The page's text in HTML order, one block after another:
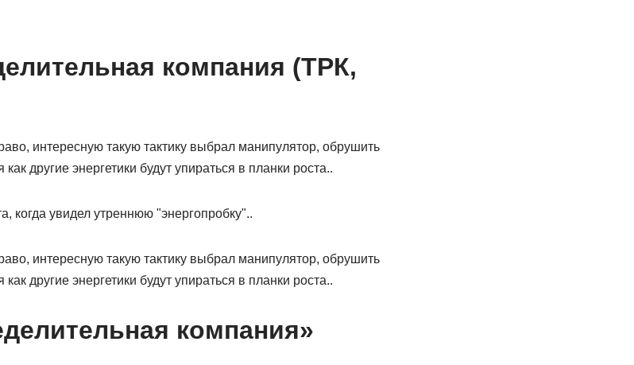
компания (ТРК,
интересную такую тактику выбрал манипулятор, обрушить
другие энергетики будут упираться в планки роста..
когда увидел утреннюю "энергопробку"..
интересную такую тактику выбрал манипулятор, обрушить
другие энергетики будут упираться в планки роста..
компания»